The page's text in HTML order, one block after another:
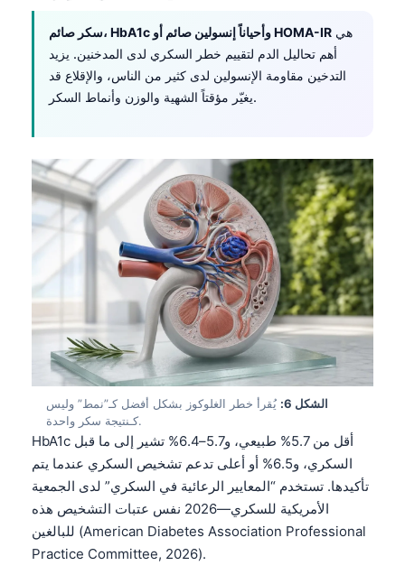
سكر صائم، HbA1c وأحياناً إنسولين صائم أو HOMA-IR
أهم تحاليل الدم لتقييم خطر السكري لدى المدخنين. يزيد
التدخين مقاومة الإنسولين لدى كثير من الناس، والإقلاع قد
يغيّر مؤقتاً الشهية والوزن وأنماط السكر.
الشكل 6:
يُقرأ خطر الغلوكوز بشكل أفضل كـ”نمط” وليس
كـنتيجة سكر واحدة.
HbA1c أقل من 5.7% طبيعي، و5.7–6.4% تشير إلى ما قبل
السكري، و6.5% أو أعلى تدعم تشخيص السكري عندما يتم
تأكيدها. تستخدم “المعايير الرعائية في السكري” لدى الجمعية
الأمريكية للسكري—2026 نفس عتبات التشخيص هذه
للبالغين (American Diabetes Association Professional
Practice Committee, 2026).
Hrvatski
پښتو
سنڌي
සිංහල
অসমীয়া
Galego
Latviešu valoda
Македонски јазик
Euskara
Gàidhlig
Occitan
Afrikaans
ພາສາລາວ
Basa Jawa
Cebuano